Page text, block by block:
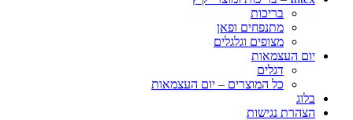
בריכות
מתנפחים ופאן
מצופים וגלגלים
יום העצמאות
דגלים
כל המוצרים – יום העצמאות
בלוג
הצהרת נגישות